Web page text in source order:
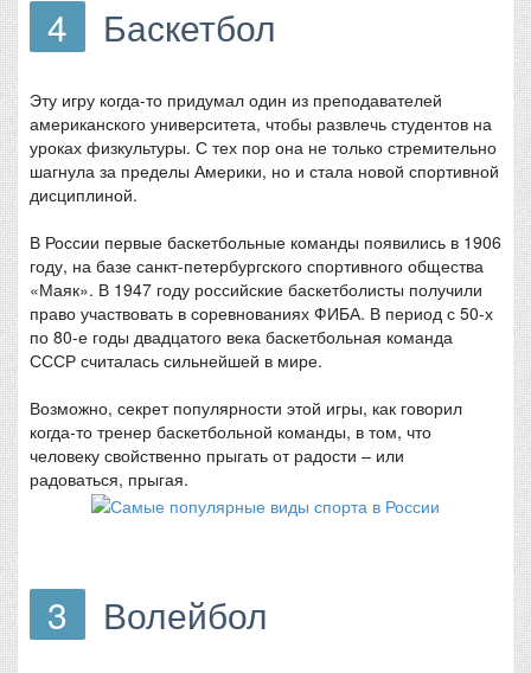
4 Баскетбол
Эту игру когда-то придумал один из преподавателей
американского университета, чтобы развлечь студентов на
уроках физкультуры. С тех пор она не только стремительно
шагнула за пределы Америки, но и стала новой спортивной
дисциплиной.
В России первые баскетбольные команды появились в 1906
году, на базе санкт-петербургского спортивного общества
«Маяк». В 1947 году российские баскетболисты получили
право участвовать в соревнованиях ФИБА. В период с 50-х
по 80-е годы двадцатого века баскетбольная команда
СССР считалась сильнейшей в мире.
Возможно, секрет популярности этой игры, как говорил
когда-то тренер баскетбольной команды, в том, что
человеку свойственно прыгать от радости – или
радоваться, прыгая.
3 Волейбол